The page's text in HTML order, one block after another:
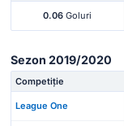
0.06 Goluri
Sezon 2019/2020
Competiție
League One